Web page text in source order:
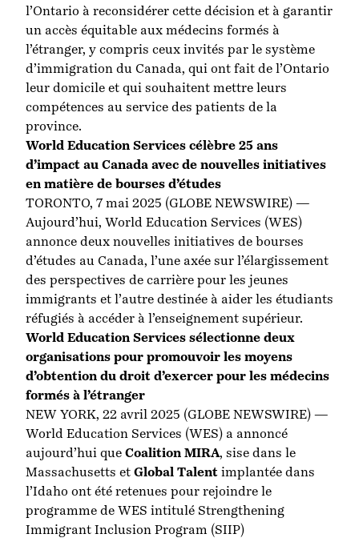
l’Ontario à reconsidérer cette décision et à garantir
un accès équitable aux médecins formés à
l’étranger, y compris ceux invités par le système
d’immigration du Canada, qui ont fait de l’Ontario
leur domicile et qui souhaitent mettre leurs
compétences au service des patients de la
province.
World Education Services célèbre 25 ans
d’impact au Canada avec de nouvelles initiatives
en matière de bourses d’études
TORONTO, 7 mai 2025 (GLOBE NEWSWIRE) —
Aujourd’hui, World Education Services (WES)
annonce deux nouvelles initiatives de bourses
d’études au Canada, l’une axée sur l’élargissement
des perspectives de carrière pour les jeunes
immigrants et l’autre destinée à aider les étudiants
réfugiés à accéder à l’enseignement supérieur.
World Education Services sélectionne deux
organisations pour promouvoir les moyens
d’obtention du droit d’exercer pour les médecins
formés à l’étranger
NEW YORK, 22 avril 2025 (GLOBE NEWSWIRE) —
World Education Services (WES) a annoncé
aujourd’hui que Coalition MIRA, sise dans le
Massachusetts et Global Talent implantée dans
l’Idaho ont été retenues pour rejoindre le
programme de WES intitulé Strengthening
Immigrant Inclusion Program (SIIP)